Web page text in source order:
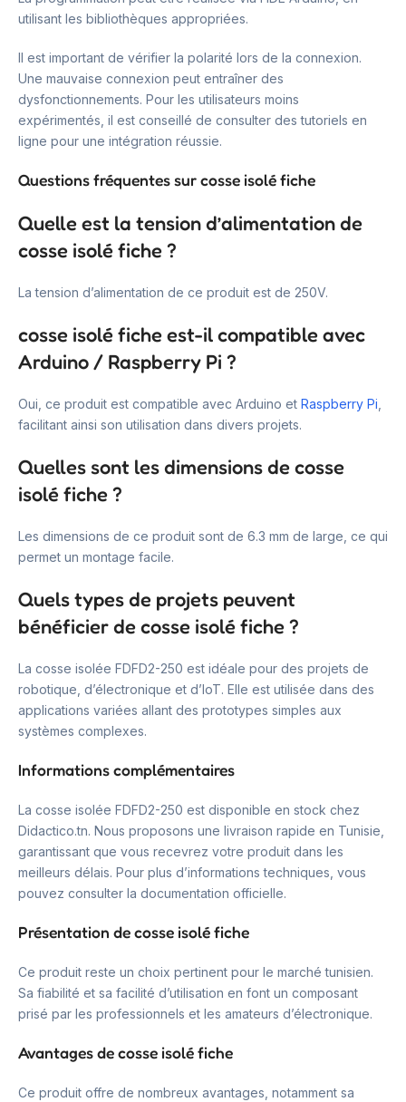
utilisant les bibliothèques appropriées.
Il est important de vérifier la polarité lors de la connexion.
Une mauvaise connexion peut entraîner des
dysfonctionnements. Pour les utilisateurs moins
expérimentés, il est conseillé de consulter des tutoriels en
ligne pour une intégration réussie.
Questions fréquentes sur cosse isolé fiche
Quelle est la tension d’alimentation de
cosse isolé fiche ?
La tension d’alimentation de ce produit est de 250V.
cosse isolé fiche est-il compatible avec
Arduino / Raspberry Pi ?
Oui, ce produit est compatible avec Arduino et Raspberry Pi
facilitant ainsi son utilisation dans divers projets.
Quelles sont les dimensions de cosse
isolé fiche ?
Les dimensions de ce produit sont de 6.3 mm de large, ce qui
permet un montage facile.
Quels types de projets peuvent
bénéficier de cosse isolé fiche ?
La cosse isolée FDFD2-250 est idéale pour des projets de
robotique, d’électronique et d’IoT. Elle est utilisée dans des
applications variées allant des prototypes simples aux
systèmes complexes.
Informations complémentaires
La cosse isolée FDFD2-250 est disponible en stock chez
Didactico.tn. Nous proposons une livraison rapide en Tunisie,
garantissant que vous recevrez votre produit dans les
meilleurs délais. Pour plus d’informations techniques, vous
pouvez consulter la documentation officielle.
Présentation de cosse isolé fiche
Ce produit reste un choix pertinent pour le marché tunisien.
Sa fiabilité et sa facilité d’utilisation en font un composant
prisé par les professionnels et les amateurs d’électronique.
Avantages de cosse isolé fiche
Ce produit offre de nombreux avantages, notamment sa